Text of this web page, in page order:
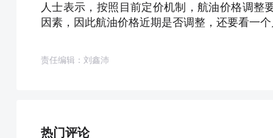
人士表示，按照目前定价机制，航油价格调
因素，因此航油价格近期是否调整，还要看一
责任编辑：刘鑫沛
热门评论